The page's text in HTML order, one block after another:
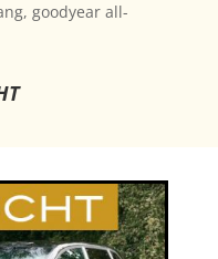
goodyear all-